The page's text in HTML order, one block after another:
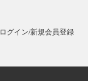
ログイン/新規会員登録